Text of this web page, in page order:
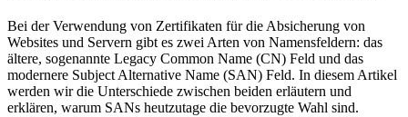
Bei der Verwendung von Zertifikaten für die Absicherung von
Websites und Servern gibt es zwei Arten von Namensfeldern: das
ältere, sogenannte Legacy Common Name (CN) Feld und das
modernere Subject Alternative Name (SAN) Feld. In diesem Artikel
werden wir die Unterschiede zwischen beiden erläutern und
erklären, warum SANs heutzutage die bevorzugte Wahl sind.